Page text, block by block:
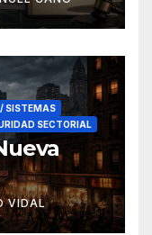
/ SISTEMAS
SECTORIAL
VIDAL